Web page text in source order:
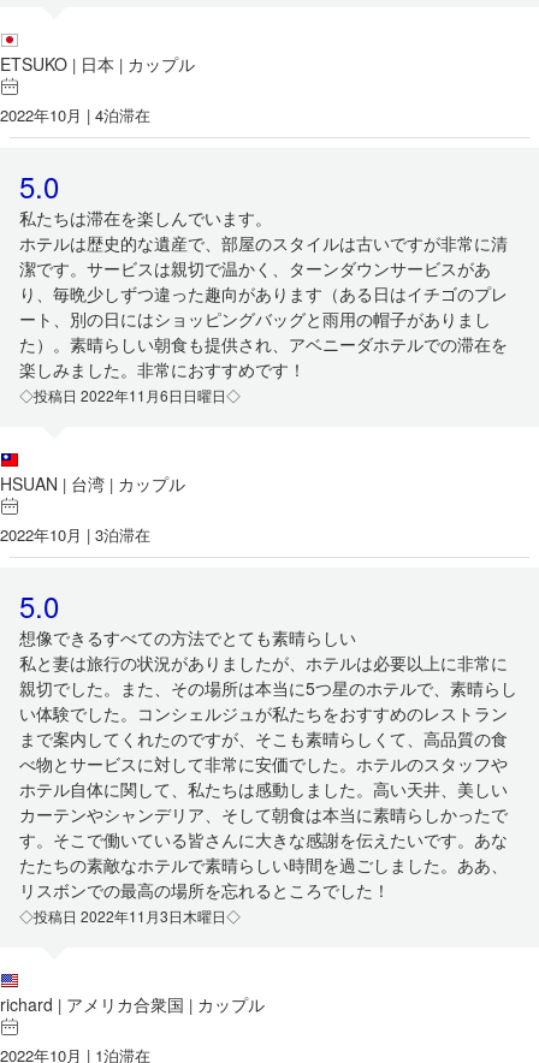
ETSUKO | 日本 | カップル
2022年10月 | 4泊滞在
5.0
私たちは滞在を楽しんでいます。
ホテルは歴史的な遺産で、部屋のスタイルは古いですが非常に清
潔です。サービスは親切で温かく、ターンダウンサービスがあ
り、毎晩少しずつ違った趣向があります（ある日はイチゴのプレ
ート、別の日にはショッピングバッグと雨用の帽子がありまし
た）。素晴らしい朝食も提供され、アベニーダホテルでの滞在を
楽しみました。非常におすすめです！
◇投稿日 2022年11月6日日曜日◇
HSUAN | 台湾 | カップル
2022年10月 | 3泊滞在
5.0
想像できるすべての方法でとても素晴らしい
私と妻は旅行の状況がありましたが、ホテルは必要以上に非常に
親切でした。また、その場所は本当に5つ星のホテルで、素晴らし
い体験でした。コンシェルジュが私たちをおすすめのレストラン
まで案内してくれたのですが、そこも素晴らしくて、高品質の食
べ物とサービスに対して非常に安価でした。ホテルのスタッフや
ホテル自体に関して、私たちは感動しました。高い天井、美しい
カーテンやシャンデリア、そして朝食は本当に素晴らしかったで
す。そこで働いている皆さんに大きな感謝を伝えたいです。あな
たたちの素敵なホテルで素晴らしい時間を過ごしました。ああ、
リスボンでの最高の場所を忘れるところでした！
◇投稿日 2022年11月3日木曜日◇
richard | アメリカ合衆国 | カップル
2022年10月 | 1泊滞在